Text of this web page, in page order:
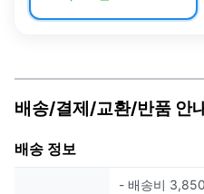
배송/결제/교환/반품 안
배송 정보
- 배송비